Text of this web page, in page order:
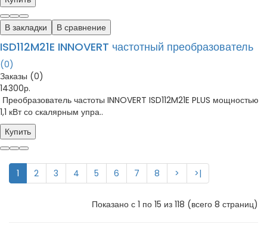
В закладки В сравнение
ISD112M21E INNOVERT частотный преобразователь
(0)
Заказы (0)
14300р.
Преобразователь частоты INNOVERT ISD112M21E PLUS мощностью
1,1 кВт со скалярным упра..
Купить
1 2 3 4 5 6 7 8 > >|
Показано с 1 по 15 из 118 (всего 8 страниц)